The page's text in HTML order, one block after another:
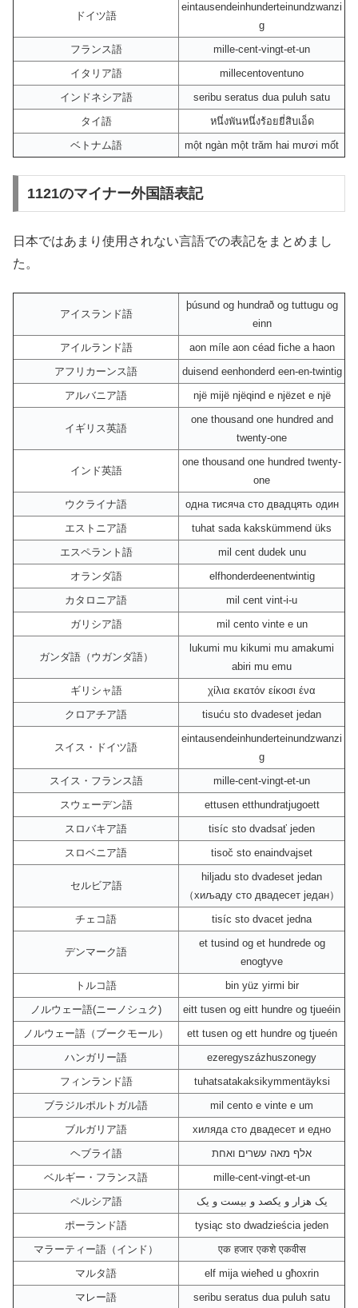
ドイツ語
eintausendeinhunderteinundzwanzi
g
フランス語
mille-cent-vingt-et-un
イタリア語
millecentoventuno
インドネシア語
seribu seratus dua puluh satu
タイ語
หนึ่งพันหนึ่งร้อยยี่สิบเอ็ด
ベトナム語
một ngàn một trăm hai mươi mốt
1121のマイナー外国語表記
日本ではあまり使用されない言語での表記をまとめまし
た。
アイスランド語
þúsund og hundrað og tuttugu og
einn
アイルランド語
aon míle aon céad fiche a haon
アフリカーンス語
duisend eenhonderd een-en-twintig
アルバニア語
një mijë njëqind e njëzet e një
イギリス英語
one thousand one hundred and
twenty-one
インド英語
one thousand one hundred twenty-
one
ウクライナ語
одна тисяча сто двадцять один
エストニア語
tuhat sada kakskümmend üks
エスペラント語
mil cent dudek unu
オランダ語
elfhonderdeenentwintig
カタロニア語
mil cent vint-i-u
ガリシア語
mil cento vinte e un
ガンダ語（ウガンダ語）
lukumi mu kikumi mu amakumi
abiri mu emu
ギリシャ語
χίλια εκατόv είκοσι ένα
クロアチア語
tisuću sto dvadeset jedan
スイス・ドイツ語
eintausendeinhunderteinundzwanzi
g
スイス・フランス語
mille-cent-vingt-et-un
スウェーデン語
ettusen etthundratjugoett
スロバキア語
tisíc sto dvadsať jeden
スロベニア語
tisoč sto enaindvajset
セルビア語
hiljadu sto dvadeset jedan
（хиљаду сто двадесет један）
チェコ語
tisíc sto dvacet jedna
デンマーク語
et tusind og et hundrede og
enogtyve
トルコ語
bin yüz yirmi bir
ノルウェー語(ニーノシュク)
eitt tusen og eitt hundre og tjueéin
ノルウェー語（ブークモール）
ett tusen og ett hundre og tjueén
ハンガリー語
ezeregyszázhuszonegy
フィンランド語
tuhatsatakaksikymmentäyksi
ブラジルポルトガル語
mil cento e vinte e um
ブルガリア語
хиляда сто двадесет и едно
ヘブライ語
אלף מאה עשרים ואחת
ベルギー・フランス語
mille-cent-vingt-et-un
ペルシア語
یک هزار و یکصد و بیست و یک
ポーランド語
tysiąc sto dwadzieścia jeden
マラーティー語（インド）
एक हजार एकशे एकवीस
マルタ語
elf mija wieħed u għoxrin
マレー語
seribu seratus dua puluh satu